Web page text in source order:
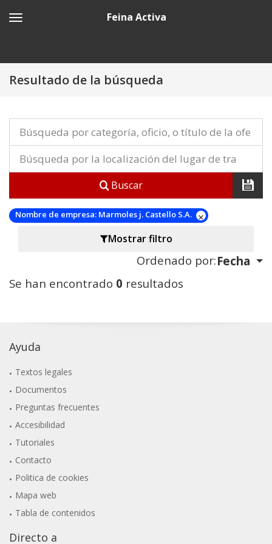
Feina Activa
Resultado de la búsqueda
Buscar
Nombre de empresa: Marmoles j. Castello S.A.
Mostrar filtro
Ordenado por:Fecha
Se han encontrado 0 resultados
Ayuda
Textos legales
Documentos
Preguntas frecuentes
Accesibilidad
Tutoriales
Contacto
Politica de cookies
Mapa web
Tabla de contenidos
Directo a